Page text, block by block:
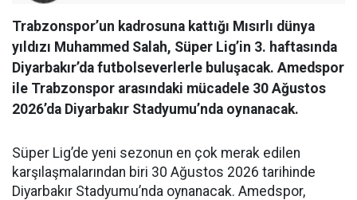
Trabzonspor’un kadrosuna kattığı Mısırlı dünya
yıldızı Muhammed Salah, Süper Lig’in 3. haftasında
Diyarbakır’da futbolseverlerle buluşacak. Amedspor
ile Trabzonspor arasındaki mücadele 30 Ağustos
2026’da Diyarbakır Stadyumu’nda oynanacak.
Süper Lig’de yeni sezonun en çok merak edilen
karşılaşmalarından biri 30 Ağustos 2026 tarihinde
Diyarbakır Stadyumu’nda oynanacak. Amedspor,